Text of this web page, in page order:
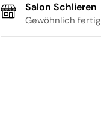
Salon Schlieren
Gewöhnlich